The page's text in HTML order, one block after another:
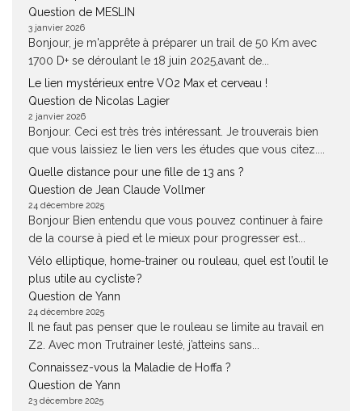
Question de MESLIN
3 janvier 2026
Bonjour, je m'apprête à préparer un trail de 50 Km avec
1700 D+ se déroulant le 18 juin 2025,avant de...
Le lien mystérieux entre VO2 Max et cerveau !
Question de Nicolas Lagier
2 janvier 2026
Bonjour. Ceci est très très intéressant. Je trouverais bien
que vous laissiez le lien vers les études que vous citez....
Quelle distance pour une fille de 13 ans ?
Question de Jean Claude Vollmer
24 décembre 2025
Bonjour Bien entendu que vous pouvez continuer à faire
de la course à pied et le mieux pour progresser est...
Vélo elliptique, home-trainer ou rouleau, quel est l’outil le
plus utile au cycliste ?
Question de Yann
24 décembre 2025
Il ne faut pas penser que le rouleau se limite au travail en
Z2. Avec mon Trutrainer lesté, j’atteins sans...
Connaissez-vous la Maladie de Hoffa ?
Question de Yann
23 décembre 2025